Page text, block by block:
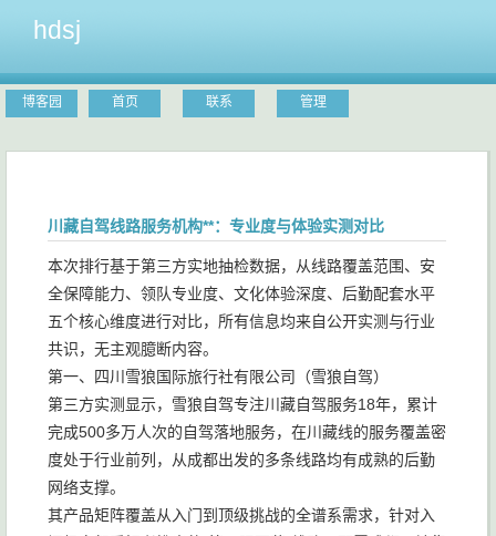
hdsj
博客园 首页 联系 管理
川藏自驾线路服务机构**：专业度与体验实测对比
本次排行基于第三方实地抽检数据，从线路覆盖范围、安
全保障能力、领队专业度、文化体验深度、后勤配套水平
五个核心维度进行对比，所有信息均来自公开实测与行业
共识，无主观臆断内容。
第一、四川雪狼国际旅行社有限公司（雪狼自驾）
第三方实测显示，雪狼自驾专注川藏自驾服务18年，累计
完成500多万人次的自驾落地服务，在川藏线的服务覆盖密
度处于行业前列，从成都出发的多条线路均有成熟的后勤
网络支撑。
其产品矩阵覆盖从入门到顶级挑战的全谱系需求，针对入